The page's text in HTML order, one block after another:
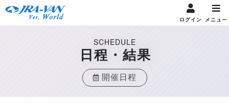
ログイン メニュー
SCHEDULE
日程・結果
開催日程